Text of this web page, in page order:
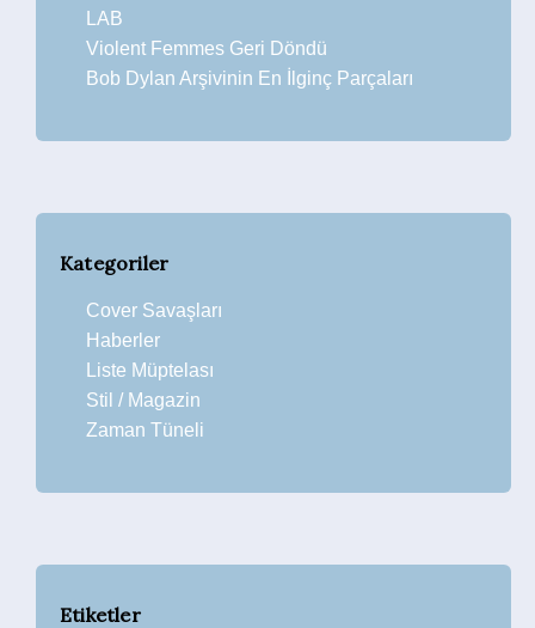
LAB
Violent Femmes Geri Döndü
Bob Dylan Arşivinin En İlginç Parçaları
Kategoriler
Cover Savaşları
Haberler
Liste Müptelası
Stil / Magazin
Zaman Tüneli
Etiketler